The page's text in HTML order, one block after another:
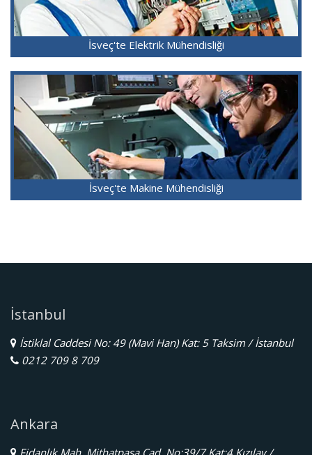
İsveç'te Elektrik Mühendisliği
İsveç'te Makine Mühendisliği
İstanbul
İstiklal Caddesi No: 49 (Mavi Han) Kat: 5 Taksim / İstanbul
0212 709 8 709
Ankara
Fidanlık Mah. Mithatpaşa Cad. No:39/7 Kat:4 Kızılay /